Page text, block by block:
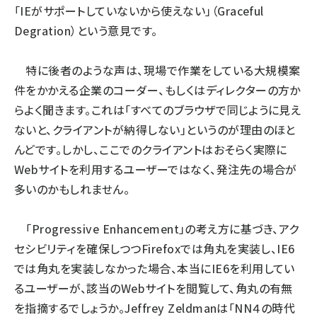
「IEがサポートしていないから使えない」（Graceful
Degration）という意見です。
特に後者のような声は、現場で作業をしている大規模案
件をかかえる企業のコーダー、もしくはディレクターの方か
らよく聞きます。これは「すべてのブラウザで同じように見え
ないと、クライアントが納得しない」というのが理由のほと
んどです。しかし、ここでのクライアントはおそらく実際に
Webサイトを利用するユーザーではなく、発注先の場合が
多いのかもしれません。
「Progressive Enhancement」の考え方に基づき、アク
セシビリティを確保しつつFirefoxでは角丸を実装し、IE6
では角丸を実装しなかった場合、本当にIE6を利用してい
るユーザーが、該当のWebサイトを閲覧して、角丸の有無
を指摘するでしょうか。Jeffrey Zeldmanは「NN４の時代